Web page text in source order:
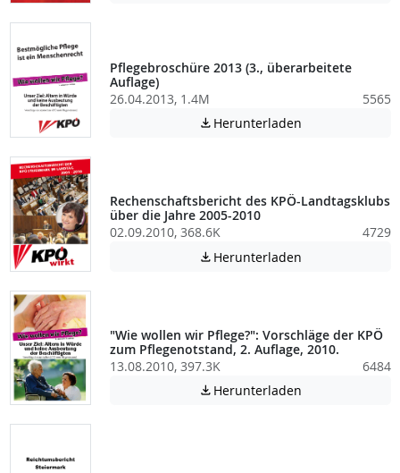
Pflegebroschüre 2013 (3., überarbeitete
Auflage)
26.04.2013, 1.4M
5565
 Herunterladen
Rechenschaftsbericht des KPÖ-Landtagsklubs
über die Jahre 2005-2010
02.09.2010, 368.6K
4729
 Herunterladen
"Wie wollen wir Pflege?": Vorschläge der KPÖ
zum Pflegenotstand, 2. Auflage, 2010.
13.08.2010, 397.3K
6484
 Herunterladen